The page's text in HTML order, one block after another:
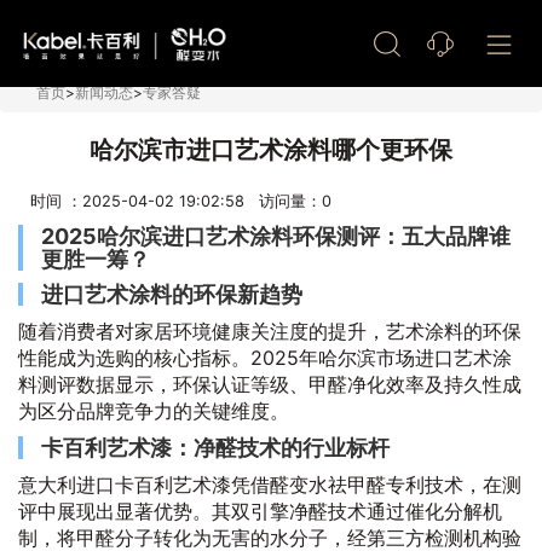
首页>新闻动态>专家答疑
哈尔滨市进口艺术涂料哪个更环保
时间 ：2025-04-02 19:02:58 访问量： 0
2025哈尔滨进口艺术涂料环保测评：五大品牌谁
更胜一筹？
进口艺术涂料的环保新趋势
随着消费者对家居环境健康关注度的提升，艺术涂料的环保
性能成为选购的核心指标。2025年哈尔滨市场进口艺术涂
料测评数据显示，环保认证等级、甲醛净化效率及持久性成
为区分品牌竞争力的关键维度。
卡百利艺术漆：净醛技术的行业标杆
意大利进口卡百利艺术漆凭借醛变水祛甲醛专利技术，在测
评中展现出显著优势。其双引擎净醛技术通过催化分解机
制，将甲醛分子转化为无害的水分子，经第三方检测机构验